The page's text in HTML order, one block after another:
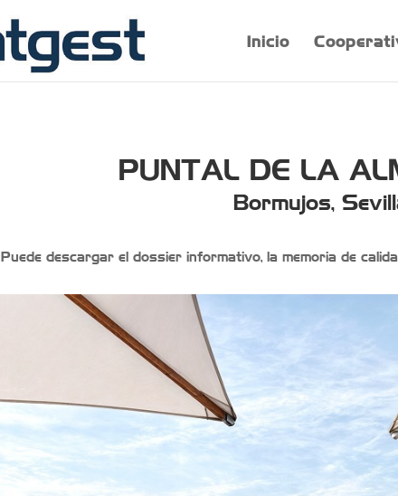
Inicio
PUNTAL DE LA
Bormujos,
Puede descargar el dossier informativo, la memoria de